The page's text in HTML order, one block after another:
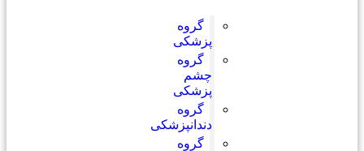
گروه
پزشکی
گروه
چشم
پزشکی
گروه
دندانپزشکی
گروه